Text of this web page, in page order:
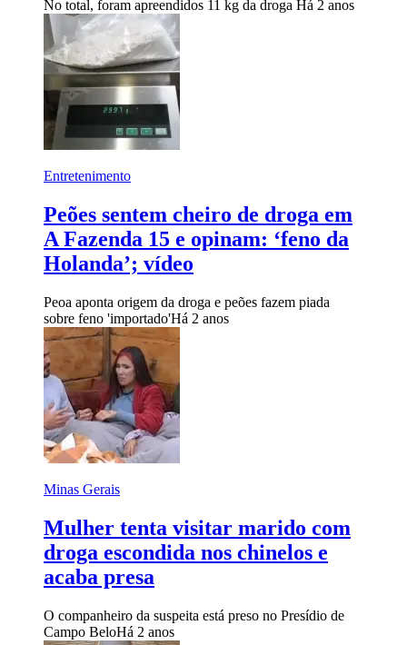
No total, foram apreendidos 11 kg da droga Há 2 anos
Entretenimento
Peões sentem cheiro de droga em
A Fazenda 15 e opinam: ‘feno da
Holanda’; vídeo
Peoa aponta origem da droga e peões fazem piada
sobre feno 'importado'Há 2 anos
Minas Gerais
Mulher tenta visitar marido com
droga escondida nos chinelos e
acaba presa
O companheiro da suspeita está preso no Presídio de
Campo BeloHá 2 anos